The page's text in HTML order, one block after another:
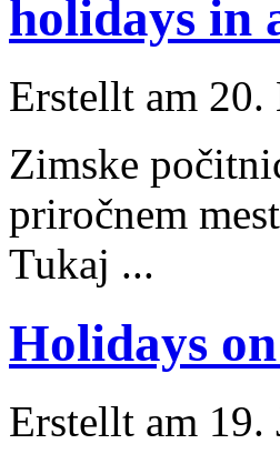
holidays in
Erstellt am
Zimske
priročnem
Tukaj ...
Holidays
Erstellt am 19.